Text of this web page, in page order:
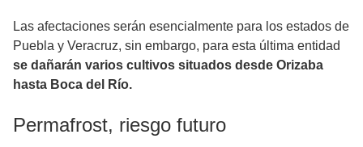
Las afectaciones serán esencialmente para los estados de
Puebla y Veracruz, sin embargo, para esta última entidad
se dañarán varios cultivos situados desde Orizaba
hasta Boca del Río.
Permafrost, riesgo futuro